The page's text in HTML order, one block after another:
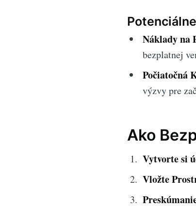
Náklady na
bezplatnej
Počiatočná
výzvy pre
Ako
Vytvorte si
Vložte